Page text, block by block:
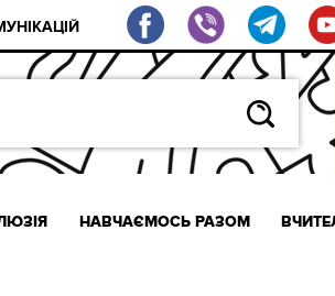
НАВЧАЄМОСЬ РАЗОМ